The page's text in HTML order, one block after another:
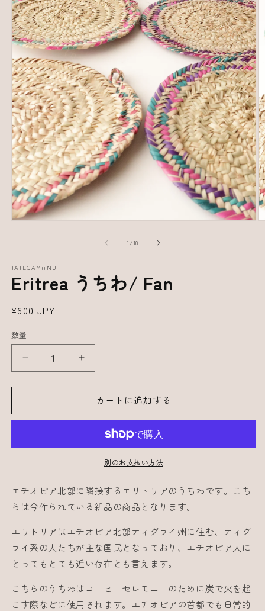
1 /の
10
TATEGAMiiNU
Eritrea うちわ/ Fan
通
価
¥600 JPY
数量
Eritrea
わ/
を
減
す
Eritrea
わ/
を
増
す
カートに追加する
別のお支払い方法
エチオピア北部に隣接するエリトリアのうちわです。こち
らは今作られている新品の商品となります。
エリトリアはエチオピア北部ティグライ州に住む、ティグ
ライ系の人たちが主な国民となっており、エチオピア人に
とってもとても近い存在とも言えます。
こちらのうちわはコーヒーセレモニーのために炭で火を起
こす際などに使用されます。エチオピアの首都でも日常的